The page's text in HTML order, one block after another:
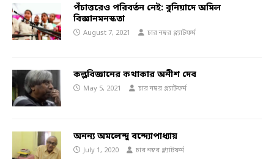
পঁচাত্তরেও পরিবর্তন নেই: বুনিয়াদে অমিল
বিজ্ঞানমনস্কতা
August 7, 2021 চার নম্বর প্ল্যাটফর্ম
কল্পবিজ্ঞানের কথাকার অনীশ দেব
May 5, 2021 চার নম্বর প্ল্যাটফর্ম
অনন্য অমলেন্দু বন্দ্যোপাধ্যায়
July 1, 2020 চার নম্বর প্ল্যাটফর্ম